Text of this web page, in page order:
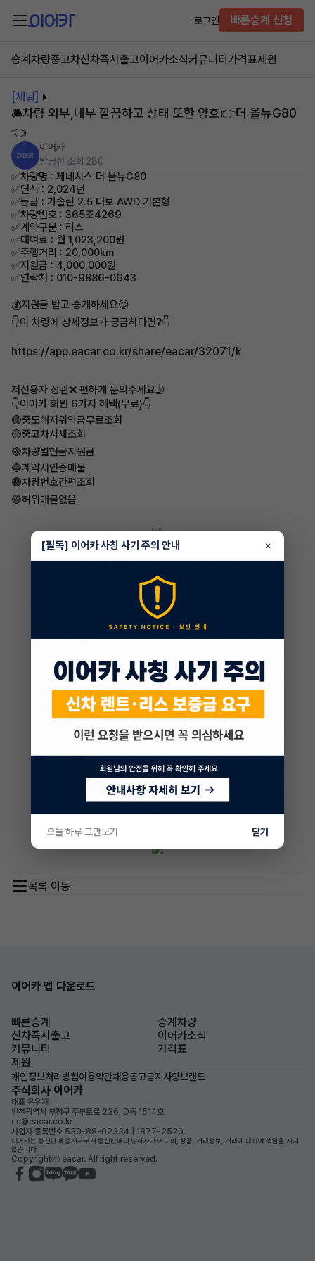
로그인 빠른승계 신청
승계차량중고차신차즉시출고이어카소식커뮤니티 가격표제원
[채널]
🚘차량 외부,내부 깔끔하고 상태 또한 양호👉더 올뉴G80
👈
이어카
방금전 조회 280
✅차량명 : 제네시스 더 올뉴G80
✅연식 : 2,024년
✅등급 : 가솔린 2.5 터보 AWD 기본형
✅차량번호 : 365조4269
✅계약구분 : 리스
✅대여료 : 월 1,023,200원
✅주행거리 : 20,000km
✅지원금 : 4,000,000원
✅연락처 : 010-9886-0643
💰지원금 받고 승계하세요😊
👇이 차량에 상세정보가 궁금하다면?👇
https://app.eacar.co.kr/share/eacar/32071/k
저신용자 상관❌ 편하게 문의주세요🤳
👇이어카 회원 6가지 혜택(무료)👇
🔴중도해지위약금무료조회
​🟡중고차시세조회
🟢차량별현금지원금
​🔵계약서인증매물
🟤차량번호간편조회
🟣허위매물없음
목록 이동
이어카 앱 다운로드
빠른승계
승계차량
신차즉시출고
이어카소식
커뮤니티
가격표
제원
개인정보처리방침이용약관채용공고공지사항브랜드
주식회사 이어카
대표 유우재
인천광역시 부평구 주부토로 236, D동 1514호
cs@eacar.co.kr
사업자 등록번호 539-88-02334 | 1877-2520
이어카는 통신판매 중개자로서 통신판매의 당사자가 아니며, 상품, 거래정보, 거래에 대하여 책임을 지지
않습니다.
Copyrightⓒ eacar. All right reserved.
[필독] 이어카 사칭 사기 주의 안내 ×
오늘 하루 그만보기 닫기